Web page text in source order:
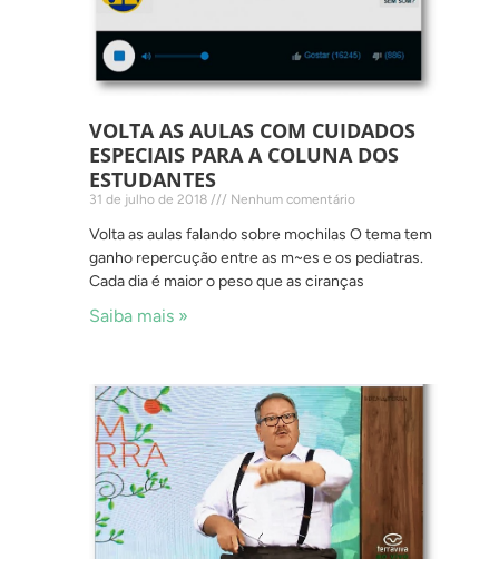
VOLTA AS AULAS COM CUIDADOS
ESPECIAIS PARA A COLUNA DOS
ESTUDANTES
31 de julho de 2018 Nenhum comentário
Volta as aulas falando sobre mochilas O tema tem
ganho repercução entre as m~es e os pediatras.
Cada dia é maior o peso que as ciranças
Saiba mais »